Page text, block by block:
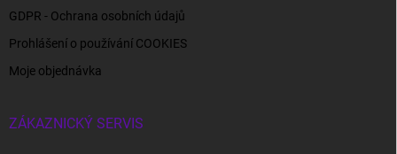
GDPR - Ochrana osobních údajů
Prohlášení o používání COOKIES
Moje objednávka
ZÁKAZNICKÝ SERVIS